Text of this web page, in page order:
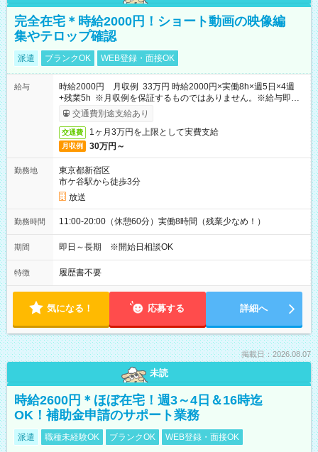
完全在宅＊時給2000円！ショート動画の映像編
集やテロップ確認
派遣 ブランクOK WEB登録・面接OK
給与
時給2000円 月収例 33万円 時給2000円×実働8h×週5日×4週
+残業5h ※月収例を保証するものではありません。※給与即受
取りサービス利用可（利用条件有）
交通費別途支給あり
交通費 1ヶ月3万円を上限として実費支給
月収例 30万円～
勤務地
東京都新宿区
市ケ谷駅から徒歩3分
放送
勤務時間 11:00-20:00（休憩60分）実働8時間（残業少なめ！）
期間 即日～長期 ※開始日相談OK
特徴 履歴書不要
気になる！ 応募する 詳細へ
掲載日：2026.08.07
未読
時給2600円＊ほぼ在宅！週3～4日＆16時迄
OK！補助金申請のサポート業務
派遣 職種未経験OK ブランクOK WEB登録・面接OK